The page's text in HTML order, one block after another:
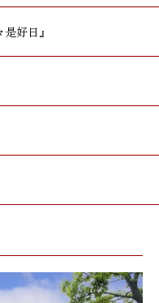
好日』